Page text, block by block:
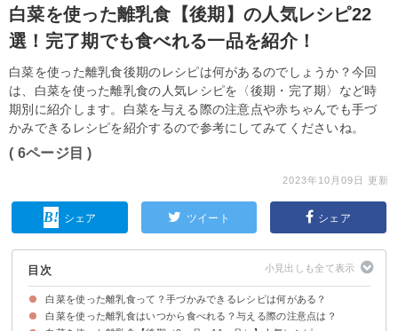
白菜を使った離乳食【後期】の人気レシピ22
選！完了期でも食べれる一品を紹介！
白菜を使った離乳食後期のレシピは何があるのでしょうか？今回
は、白菜を使った離乳食の人気レシピを〈後期・完了期〉など時
期別に紹介します。白菜を与える際の注意点や赤ちゃんでも手づ
かみできるレシピを紹介するので参考にしてみてくださいね。
( 6ページ目 )
2023年10月09日 更新
シェア ツイート シェア
目次
白菜を使った離乳食って？手づかみできるレシピは何がある？
白菜を使った離乳食はいつから食べれる？与える際の注意点は？